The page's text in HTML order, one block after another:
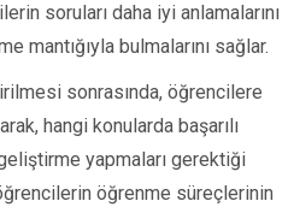
soruları daha iyi anlamalarını
mantığıyla bulmalarını sağlar.
sonrasında, öğrencilere
hangi konularda başarılı
yapmaları gerektiği
öğrenme süreçlerinin